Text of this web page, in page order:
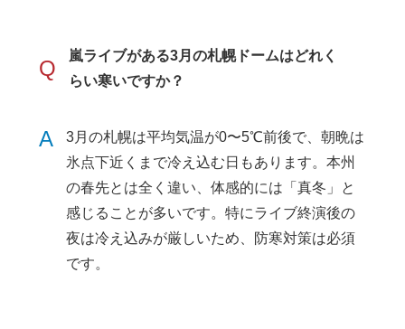
Q
嵐ライブがある3月の札幌ドームはどれく
らい寒いですか？
A
3月の札幌は平均気温が0〜5℃前後で、朝晩は
氷点下近くまで冷え込む日もあります。本州
の春先とは全く違い、体感的には「真冬」と
感じることが多いです。特にライブ終演後の
夜は冷え込みが厳しいため、防寒対策は必須
です。